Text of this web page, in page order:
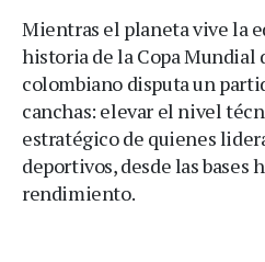
Mientras el planeta vive la
historia de la Copa Mundial
colombiano disputa un
canchas: elevar el nivel
estratégico de quienes
deportivos, desde las bases
rendimiento.